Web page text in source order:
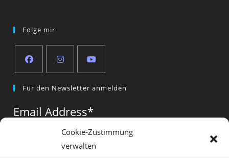
Cookie-Zustimmung
verwalten
Folge mir
in
new
in
new
in
new
tab
Für den Newsletter anmelden
Email Address*